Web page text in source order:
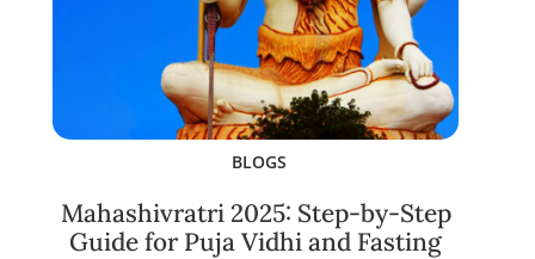
BLOGS
Mahashivratri 2025: Step-by-Step
Guide for Puja Vidhi and Fasting